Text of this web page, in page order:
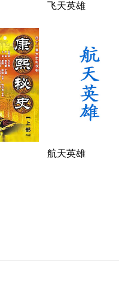
飞天英雄
航天英雄